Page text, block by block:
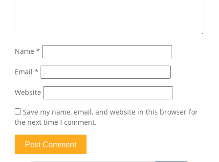
Name *
Email *
Website
Save my name, email, and website in this browser for
the next time I comment.